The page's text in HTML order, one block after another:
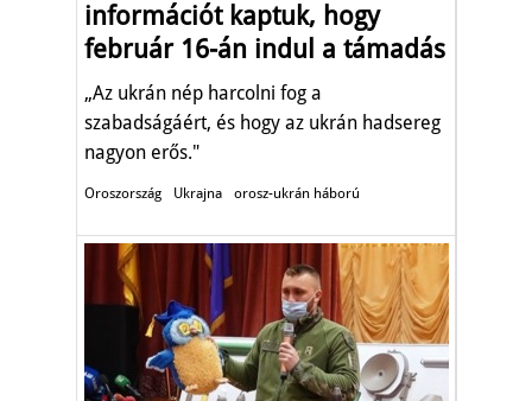
információt kaptuk, hogy
február 16-án indul a támadás
„Az ukrán nép harcolni fog a
szabadságáért, és hogy az ukrán hadsereg
nagyon erős."
Oroszország Ukrajna orosz-ukrán háború